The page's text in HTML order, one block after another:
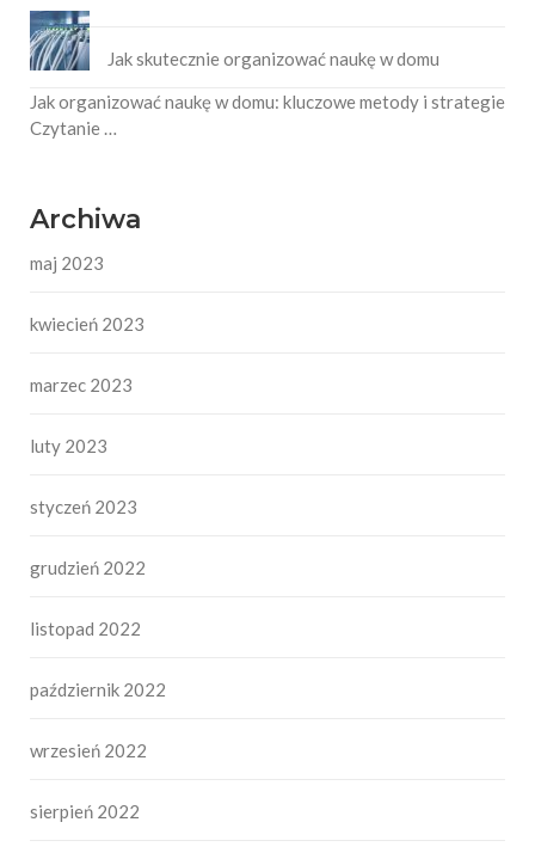
Jak skutecznie organizować naukę w domu
Jak organizować naukę w domu: kluczowe metody i strategie
Czytanie …
Archiwa
maj 2023
kwiecień 2023
marzec 2023
luty 2023
styczeń 2023
grudzień 2022
listopad 2022
październik 2022
wrzesień 2022
sierpień 2022